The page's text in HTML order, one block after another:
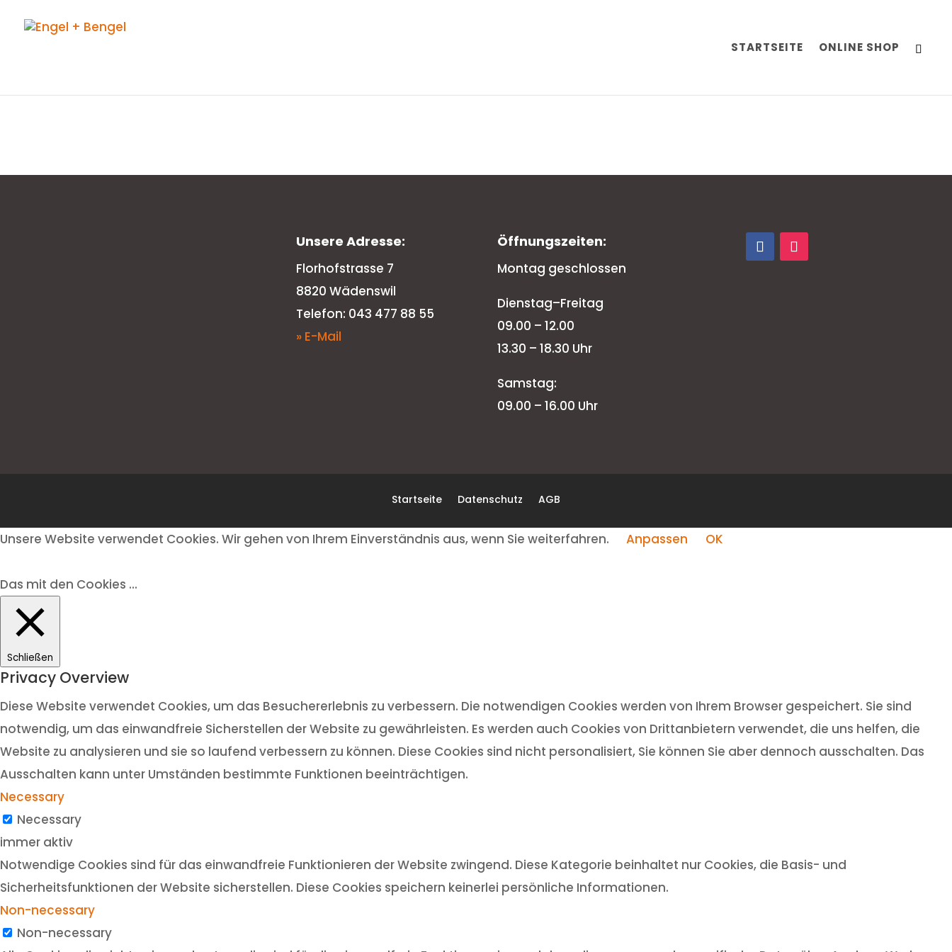
STARTSEITE ONLINE SHOP
Unsere Adresse:
Florhofstrasse 7
8820 Wädenswil
Telefon: 043 477 88 55
» E-Mail
Öffnungszeiten:
Montag geschlossen
Dienstag–Freitag
09.00 – 12.00
13.30 – 18.30 Uhr
Samstag:
09.00 – 16.00 Uhr
Startseite Datenschutz AGB
Unsere Website verwendet Cookies. Wir gehen von Ihrem Einverständnis aus, wenn Sie weiterfahren. Anpassen OK
Das mit den Cookies ...
Schließen
Privacy Overview
Diese Website verwendet Cookies, um das Besuchererlebnis zu verbessern. Die notwendigen Cookies werden von Ihrem Browser gespeichert. Sie sind
notwendig, um das einwandfreie Sicherstellen der Website zu gewährleisten. Es werden auch Cookies von Drittanbietern verwendet, die uns helfen, die
Website zu analysieren und sie so laufend verbessern zu können. Diese Cookies sind nicht personalisiert, Sie können Sie aber dennoch ausschalten. Das
Ausschalten kann unter Umständen bestimmte Funktionen beeinträchtigen.
Necessary
Necessary
immer aktiv
Notwendige Cookies sind für das einwandfreie Funktionieren der Website zwingend. Diese Kategorie beinhaltet nur Cookies, die Basis- und
Sicherheitsfunktionen der Website sicherstellen. Diese Cookies speichern keinerlei persönliche Informationen.
Non-necessary
Non-necessary